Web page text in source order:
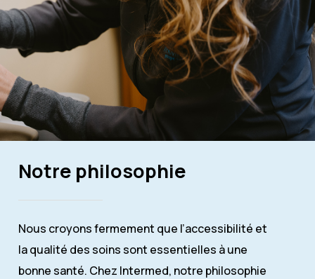
Notre philosophie
Nous croyons fermement que l’accessibilité et
la qualité des soins sont essentielles à une
bonne santé. Chez Intermed, notre philosophie